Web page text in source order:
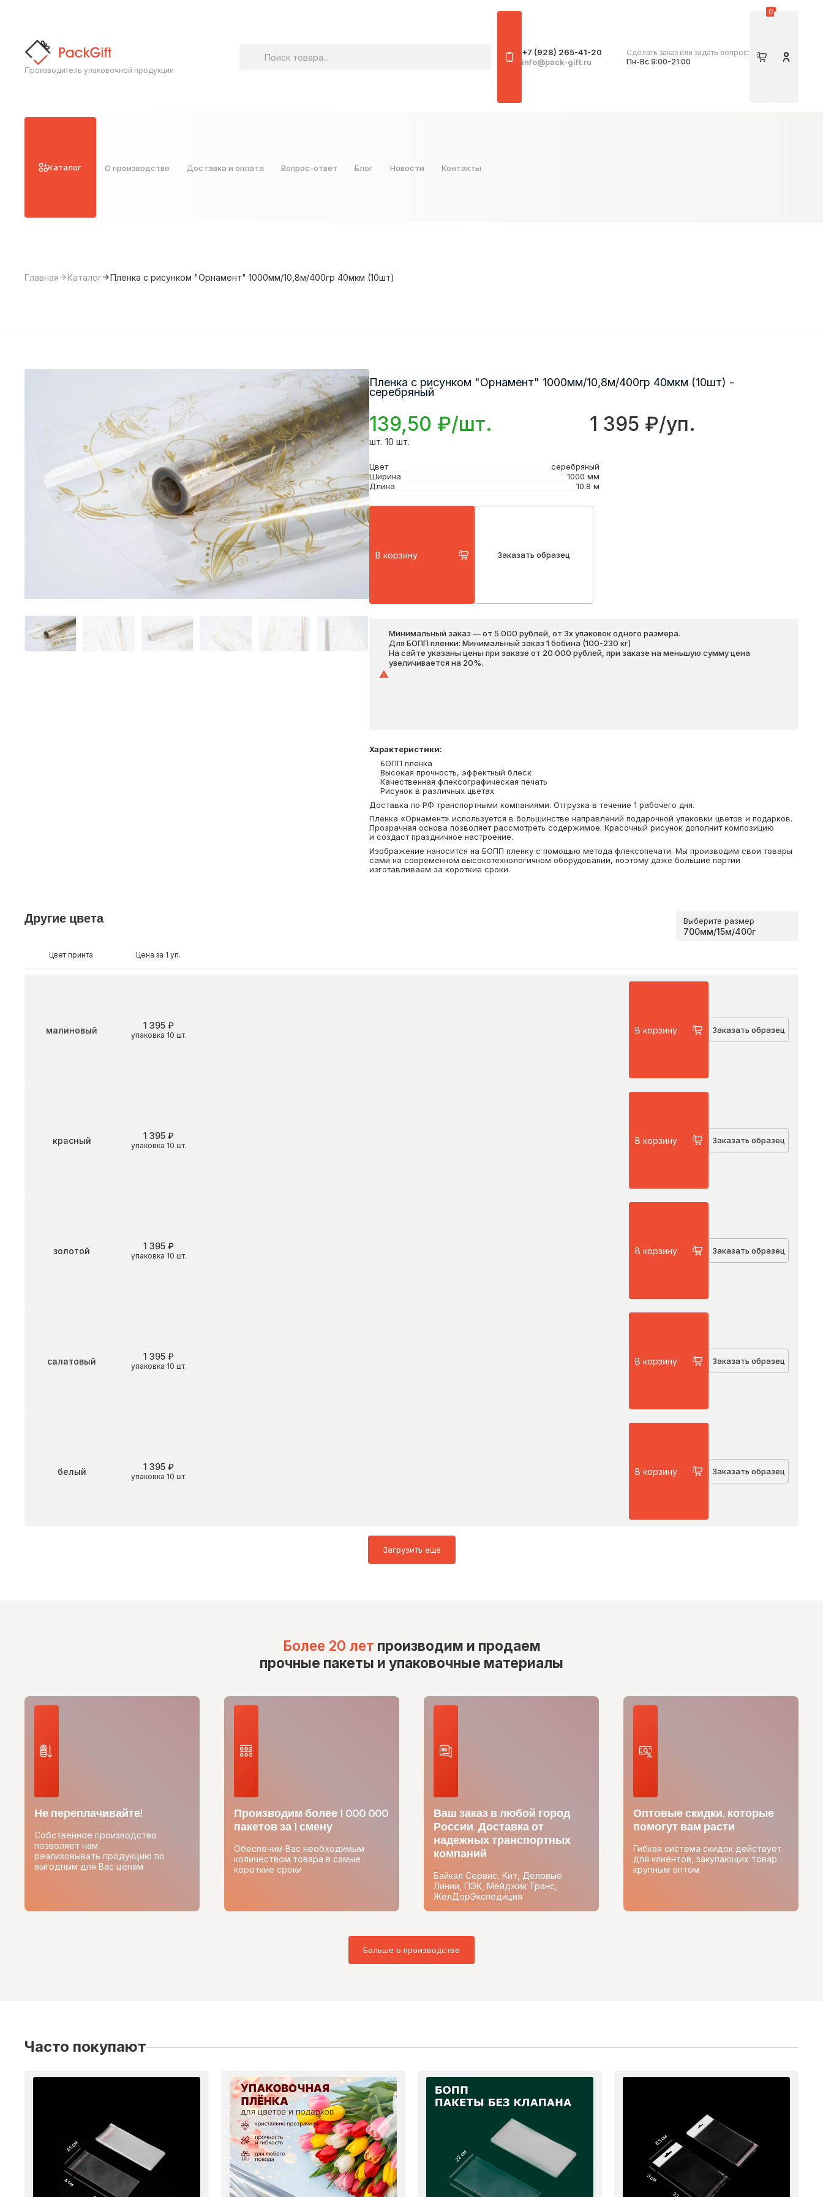
Производитель упаковочной продукции
+7 (928) 265-41-20
info@pack-gift.ru
Сделать заказ или задать вопрос:
Пн-Вс 9:00-21:00
Корзина
0
Личный
Каталог О производстве Доставка и оплата Вопрос-ответ Блог Новости Контакты
Главная Каталог Пленка с рисунком "Орнамент" 1000мм/10,8м/400гр 40мкм (10шт)
Пленка с рисунком "Орнамент" 1000мм/10,8м/400гр 40мкм (10шт) -
серебряный
139,50 ₽/шт. 1 395 ₽/уп.
шт. 10 шт.
Цвет
серебряный
Ширина
1000 мм
Длина
10.8 м
В корзину Заказать образец
Минимальный заказ — от 5 000 рублей, от 3х упаковок одного размера.
Для БОПП пленки: Минимальный заказ 1 бобина (100-230 кг)
На сайте указаны цены при заказе от 20 000 рублей, при заказе на меньшую сумму цена
увеличивается на 20%.
Характеристики:
БОПП пленка
Высокая прочность, эффектный блеск
Качественная флексографическая печать
Рисунок в различных цветах
Доставка по РФ транспортными компаниями. Отгрузка в течение 1 рабочего дня.
Пленка «Орнамент» используется в большинстве направлений подарочной упаковки цветов и подарков.
Прозрачная основа позволяет рассмотреть содержимое. Красочный рисунок дополнит композицию
и создаст праздничное настроение.
Изображение наносится на БОПП пленку с помощью метода флексопечати. Мы производим свои товары
сами на современном высокотехнологичном оборудовании, поэтому даже большие партии
изготавливаем за короткие сроки.
Другие цвета Выберите размер
Цвет принта Цена за 1 уп.
Цветмалиновый упаковка 10 шт.
1 395 ₽ В корзину Заказать образец
красный упаковка 10 шт.
1 395 ₽ В корзину Заказать образец
золотой упаковка 10 шт.
1 395 ₽ В корзину Заказать образец
салатовый упаковка 10 шт.
1 395 ₽ В корзину Заказать образец
белый упаковка 10 шт.
1 395 ₽ В корзину Заказать образец
Загрузить еще
Более 20 лет производим и продаем
прочные пакеты и упаковочные материалы
Не переплачивайте!
Собственное производство
позволяет нам
реализовывать продукцию по
выгодным для Вас ценам
Производим более 1 000 000
пакетов за 1 смену
Обеспечим Вас необходимым
количеством товара в самые
короткие сроки
Ваш заказ в любой город
России. Доставка от
надежных транспортных
компаний
Байкал Сервис, Кит, Деловые
Линии, ПЭК, Мейджик Транс,
ЖелДорЭкспедиция
Оптовые скидки, которые
помогут вам расти
Гибкая система скидок действует
для клиентов, закупающих товар
крупным оптом
Больше о производстве
Часто покупают
45 см
4 см
22 см
6.5 см
3 см